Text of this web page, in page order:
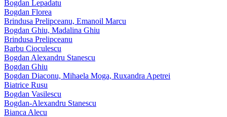
Bogdan Lepadatu
Bogdan Florea
Brindusa Prelipceanu, Emanoil Marcu
Bogdan Ghiu, Madalina Ghiu
Brindusa Prelipceanu
Barbu Cioculescu
Bogdan Alexandru Stanescu
Bogdan Ghiu
Bogdan Diaconu, Mihaela Moga, Ruxandra Apetrei
Biatrice Rusu
Bogdan Vasilescu
Bogdan-Alexandru Stanescu
Bianca Alecu